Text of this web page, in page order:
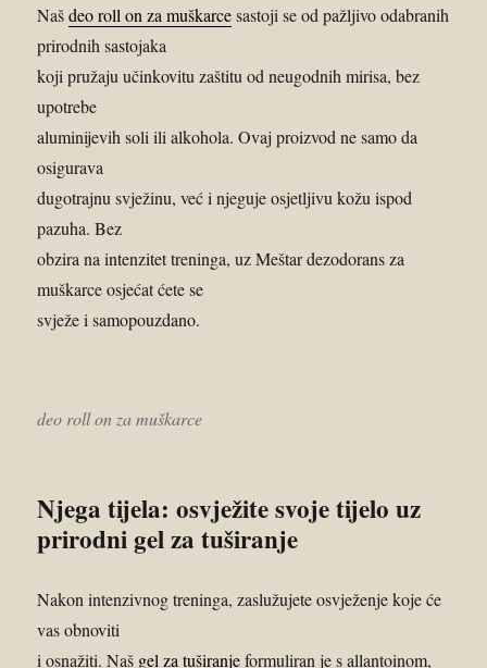
Našdeo roll on za muškarcesastoji se od pažljivo odabranih
prirodnih sastojaka
koji pružaju učinkovitu zaštitu od neugodnih mirisa, bez
upotrebe
aluminijevih soli ili alkohola. Ovaj proizvod ne samo da
osigurava
dugotrajnu svježinu, već i njeguje osjetljivu kožu ispod
pazuha. Bez
obzira na intenzitet treninga, uz Meštar dezodorans za
muškarce osjećat ćete se
svježe i samopouzdano.
deo roll on za muškarce
Njega tijela: osvježite svoje tijelo uz
prirodni gel za tuširanje
Nakon intenzivnog treninga, zaslužujete osvježenje koje će
vas obnoviti
i osnažiti. Naš gel za tuširanjeformuliran je s allantoinom,